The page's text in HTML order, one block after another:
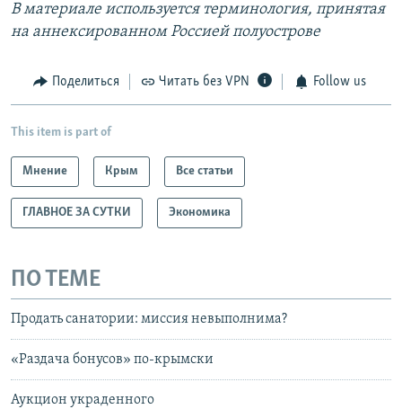
В материале используется терминология, принятая
на аннексированном Россией полуострове
Поделиться Читать без VPN Follow us
This item is part of
Мнение Крым Все статьи
ГЛАВНОЕ ЗА СУТКИ Экономика
ПО ТЕМЕ
Продать санатории: миссия невыполнима?
«Раздача бонусов» по-крымски
Аукцион украденного